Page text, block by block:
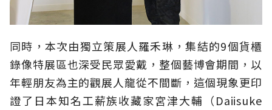
同時，本次由獨立策展人羅禾琳，集結的9個貨櫃
錄像特展區也深受民眾愛戴，整個藝博會期間，以
年輕朋友為主的觀展人龍從不間斷，這個現象更印
證了日本知名工薪族收藏家宮津大輔（Daiisuke